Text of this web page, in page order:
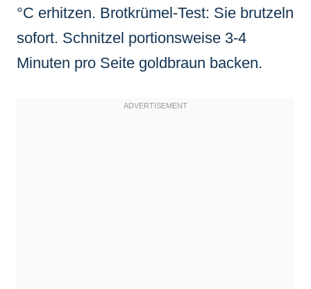
°C erhitzen. Brotkrümel-Test: Sie brutzeln
sofort. Schnitzel portionsweise 3-4
Minuten pro Seite goldbraun backen.